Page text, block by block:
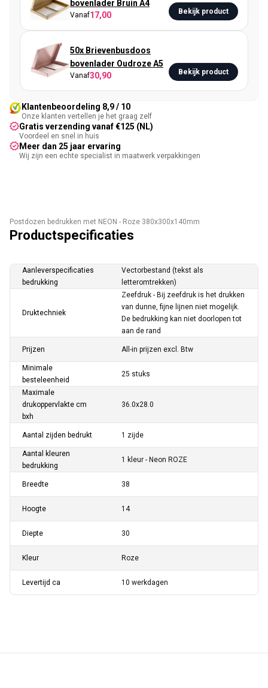
bovenlader Bruin A4
Vanaf17,00 Bekijk product
50x Brievenbusdoos
bovenlader Oudroze A5
Vanaf30,90 Bekijk product
Klantenbeoordeling 8,9 / 10
Onze klanten vertellen je het graag zelf
Gratis verzending vanaf €125 (NL)
Voordeel en snel in huis
Meer dan 25 jaar ervaring
Wij zijn een echte specialist in maatwerk verpakkingen
Postdozen bedrukken met NEON - Roze 380x300x140mm
Productspecificaties
Aanleverspecificaties
bedrukking
Vectorbestand (tekst als
letteromtrekken)
Druktechniek
Zeefdruk - Bij zeefdruk is het drukken
van dunne, fijne lijnen niet mogelijk.
De bedrukking kan niet doorlopen tot
aan de rand
Prijzen All-in prijzen excl. Btw
Minimale
besteleenheid
25 stuks
Maximale
drukoppervlakte cm
bxh
36.0x28.0
Aantal zijden bedrukt 1 zijde
Aantal kleuren
bedrukking
1 kleur - Neon ROZE
Breedte 38
Hoogte 14
Diepte 30
Kleur Roze
Levertijd ca 10 werkdagen